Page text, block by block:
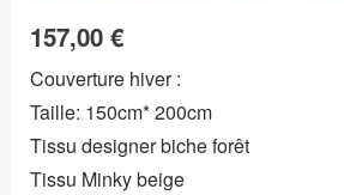
157,00 €
Couverture hiver :
Taille: 150cm* 200cm
Tissu designer biche forêt
Tissu Minky beige